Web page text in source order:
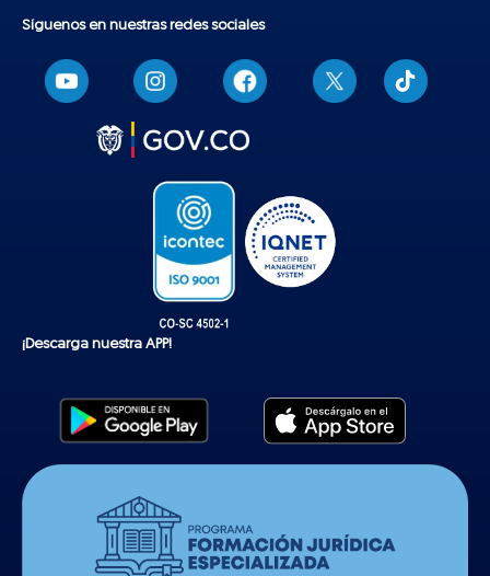
Síguenos en nuestras redes sociales
T
i
k
¡Descarga nuestra APP!